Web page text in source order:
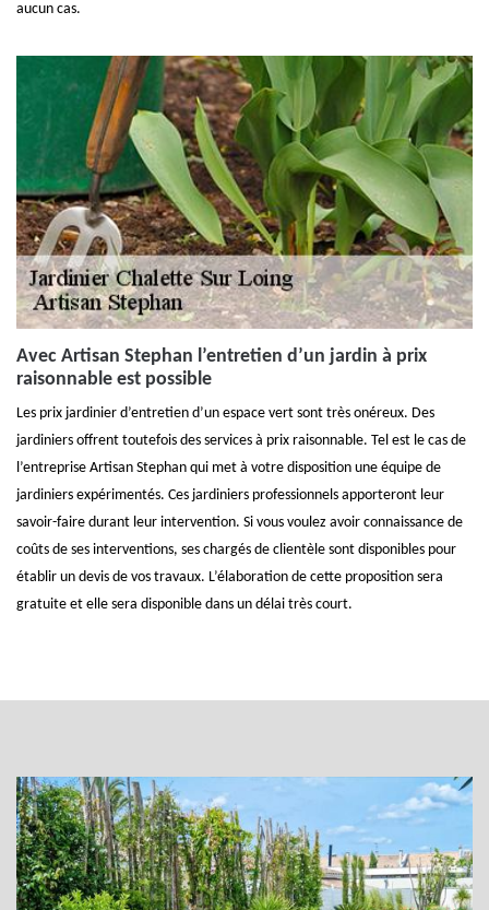
aucun cas.
Avec Artisan Stephan l’entretien d’un jardin à prix
raisonnable est possible
Les prix jardinier d’entretien d’un espace vert sont très onéreux. Des
jardiniers offrent toutefois des services à prix raisonnable. Tel est le cas de
l’entreprise Artisan Stephan qui met à votre disposition une équipe de
jardiniers expérimentés. Ces jardiniers professionnels apporteront leur
savoir-faire durant leur intervention. Si vous voulez avoir connaissance de
coûts de ses interventions, ses chargés de clientèle sont disponibles pour
établir un devis de vos travaux. L’élaboration de cette proposition sera
gratuite et elle sera disponible dans un délai très court.